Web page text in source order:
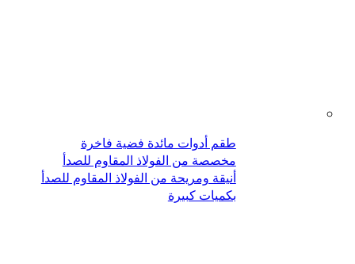
طقم أدوات مائدة فضية فاخرة
مخصصة من الفولاذ المقاوم للصدأ
أنيقة ومريحة من الفولاذ المقاوم للصدأ
بكميات كبيرة